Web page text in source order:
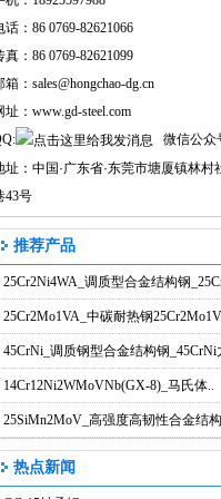
话：86 0769-82621066
真：86 0769-82621099
箱： sales@hongchao-dg.cn
址： www.gd-steel.com
微信公众
址：中国·广东省·东莞市塘厦镇林村
43号
推荐产品
25Cr2Ni4WA_调质型合金结构钢
25Cr2Mo1VA_中碳耐热钢
45CrNi_调质钢型合金结构钢_45CrNi
14Cr12Ni2WMoVNb(GX-8)_马氏体..
25SiMn2MoV_高强度高韧性合金结
热点新闻